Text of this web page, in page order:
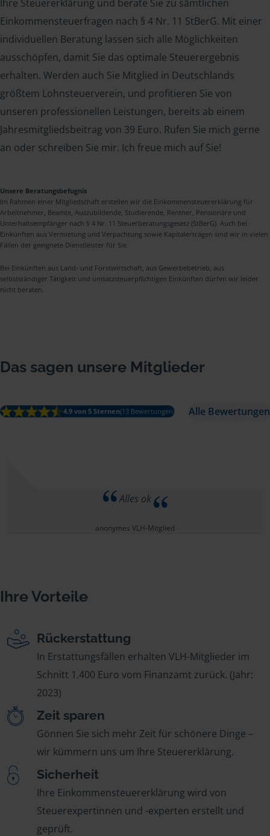
Ihre Steuererklärung und berate Sie zu sämtlichen
Einkommensteuerfragen nach § 4 Nr. 11 StBerG. Mit einer
individuellen Beratung lassen sich alle Möglichkeiten
ausschöpfen, damit Sie das optimale Steuerergebnis
erhalten. Werden auch Sie Mitglied in Deutschlands
größtem Lohnsteuerverein, und profitieren Sie von
unseren professionellen Leistungen, bereits ab einem
Jahresmitgliedsbeitrag von 39 Euro. Rufen Sie mich gerne
an oder schreiben Sie mir. Ich freue mich auf Sie!
Unsere Beratungsbefugnis
Im Rahmen einer Mitgliedschaft erstellen wir die Einkommensteuererklärung für
Arbeitnehmer, Beamte, Auszubildende, Studierende, Rentner, Pensionäre und
Unterhaltsempfänger nach § 4 Nr. 11 Steuerberatungsgesetz (StBerG). Auch bei
Einkünften aus Vermietung und Verpachtung sowie Kapitalerträgen sind wir in vielen
Fällen der geeignete Dienstleister für Sie.
Bei Einkünften aus Land- und Forstwirtschaft, aus Gewerbebetrieb, aus
selbstständiger Tätigkeit und umsatzsteuerpflichtigen Einkünften dürfen wir leider
nicht beraten.
Das sagen unsere Mitglieder
4.9 von 5 Sternen(13 Bewertungen) Alle Bewertungen
Alles ok
anonymes VLH-Mitglied
Ihre Vorteile
Rückerstattung
In Erstattungsfällen erhalten VLH-Mitglieder im
Schnitt 1.400 Euro vom Finanzamt zurück. (Jahr:
2023)
Zeit sparen
Gönnen Sie sich mehr Zeit für schönere Dinge –
wir kümmern uns um Ihre Steuererklärung.
Sicherheit
Ihre Einkommensteuererklärung wird von
Steuerexpertinnen und -experten erstellt und
geprüft.